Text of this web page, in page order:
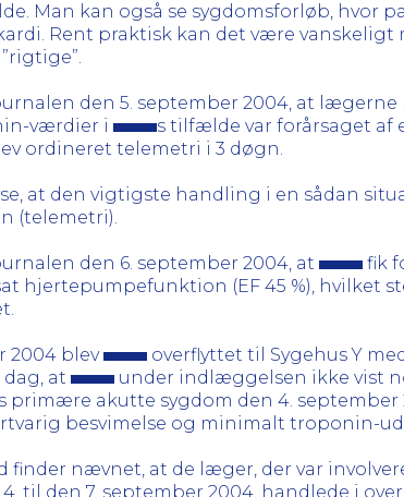
Man kan også se sygdomsforløb, hvor
Rent praktisk kan det være vanskeligt
den 5. september 2004, at
værdier i
s tilfælde var forårsaget af
ordineret telemetri i 3 døgn.
at den vigtigste handling i en sådan
(telemetri).
den 6. september 2004, at
fik
hjertepumpefunktion (EF 45 %), hvilket
2004 blev
overflyttet til Sygehus Y
at
under indlæggelsen ikke vist
s primære akutte sygdom den 4.
besvimelse og minimalt troponin-
finder nævnet, at de læger, der var
til den 7. september 2004, handlede i